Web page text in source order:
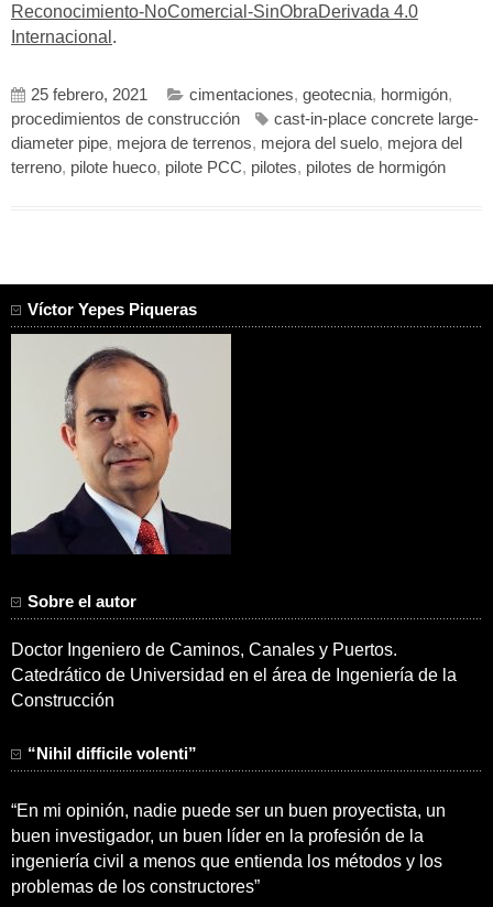
Reconocimiento-NoComercial-SinObraDerivada 4.0
Internacional .
25 febrero, 2021 cimentaciones, geotecnia, hormigón,
procedimientos de construcción
cast-in-place concrete large-
diameter pipe, mejora de terrenos, mejora del suelo, mejora del
terreno, pilote hueco, pilote PCC, pilotes, pilotes de hormigón
Víctor Yepes Piqueras
Sobre el autor
Doctor Ingeniero de Caminos, Canales y Puertos.
Catedrático de Universidad en el área de Ingeniería de la
Construcción
“Nihil difficile volenti”
“En mi opinión, nadie puede ser un buen proyectista, un
buen investigador, un buen líder en la profesión de la
ingeniería civil a menos que entienda los métodos y los
problemas de los constructores”